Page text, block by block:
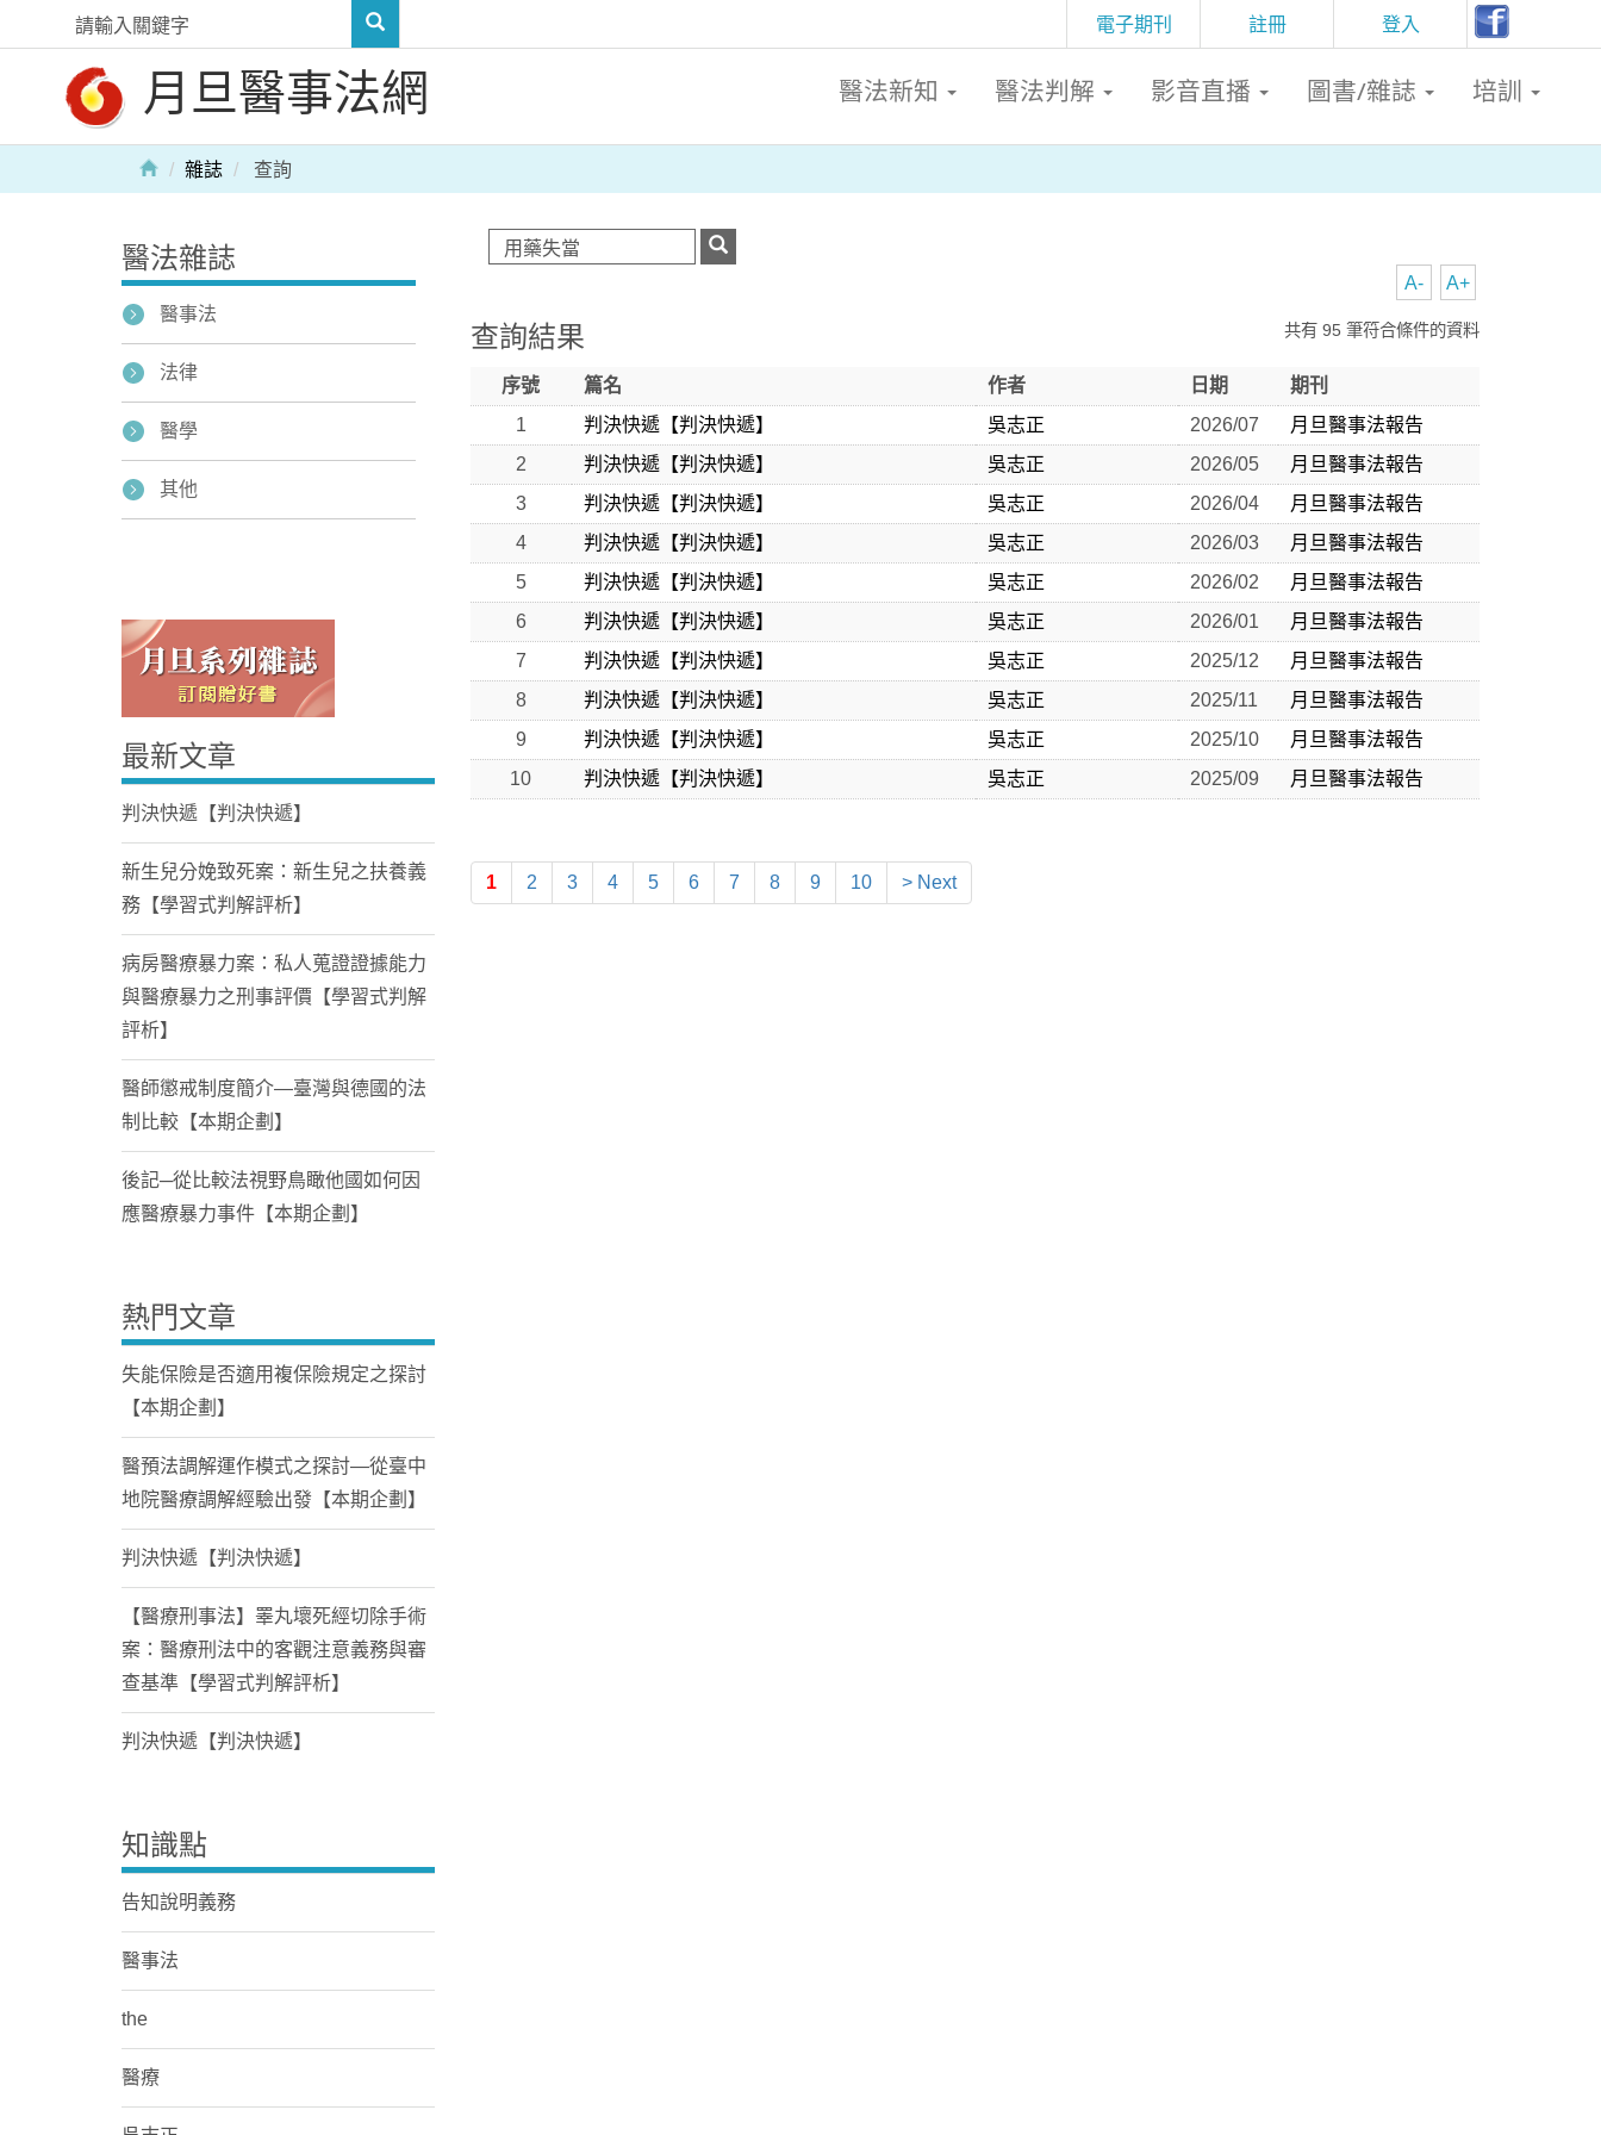
註冊 登入
電子期刊
月旦醫事法網 醫法新知 醫法判解 影音直播 圖書/雜誌 培訓
Home
雜誌 查詢
A+
A-
查詢結果 共有 95 筆符合條件的資料
序號 篇名 作者 日期
期刊
1
判決快遞【判決快遞】 吳志正 2026/07
月旦醫事法報告
2
判決快遞【判決快遞】 吳志正 2026/05
月旦醫事法報告
3
判決快遞【判決快遞】 吳志正 2026/04
月旦醫事法報告
4
判決快遞【判決快遞】 吳志正 2026/03
月旦醫事法報告
5
判決快遞【判決快遞】 吳志正 2026/02
月旦醫事法報告
6
判決快遞【判決快遞】 吳志正 2026/01
月旦醫事法報告
7
判決快遞【判決快遞】 吳志正 2025/12
月旦醫事法報告
8
判決快遞【判決快遞】 吳志正 2025/11
月旦醫事法報告
9
判決快遞【判決快遞】 吳志正 2025/10
月旦醫事法報告
10
判決快遞【判決快遞】 吳志正 2025/09 月旦醫事法報告
1 2 3 4 5 6 7 8 9 10 > Next
醫法雜誌
醫事法
法律
醫學
其他
最新文章
判決快遞【判決快遞】
新生兒分娩致死案：新生兒之扶養義
務【學習式判解評析】
病房醫療暴力案：私人蒐證證據能力
與醫療暴力之刑事評價【學習式判解
評析】
醫師懲戒制度簡介—臺灣與德國的法
制比較【本期企劃】
後記─從比較法視野鳥瞰他國如何因
應醫療暴力事件【本期企劃】
熱門文章
失能保險是否適用複保險規定之探討
【本期企劃】
醫預法調解運作模式之探討—從臺中
地院醫療調解經驗出發【本期企劃】
判決快遞【判決快遞】
【醫療刑事法】睪丸壞死經切除手術
案：醫療刑法中的客觀注意義務與審
查基準【學習式判解評析】
判決快遞【判決快遞】
知識點
告知說明義務
醫事法
the
醫療